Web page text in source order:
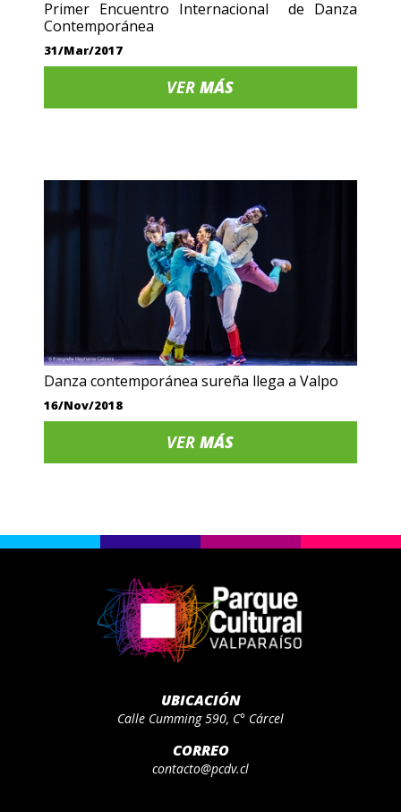
Primer Encuentro Internacional de Danza
Contemporánea
31/Mar/2017
VERMÁS
Danza contemporánea sureña llega a Valpo
16/Nov/2018
VERMÁS
UBICACIÓN
Calle Cumming 590, C° Cárcel
CORREO
contacto@pcdv.cl